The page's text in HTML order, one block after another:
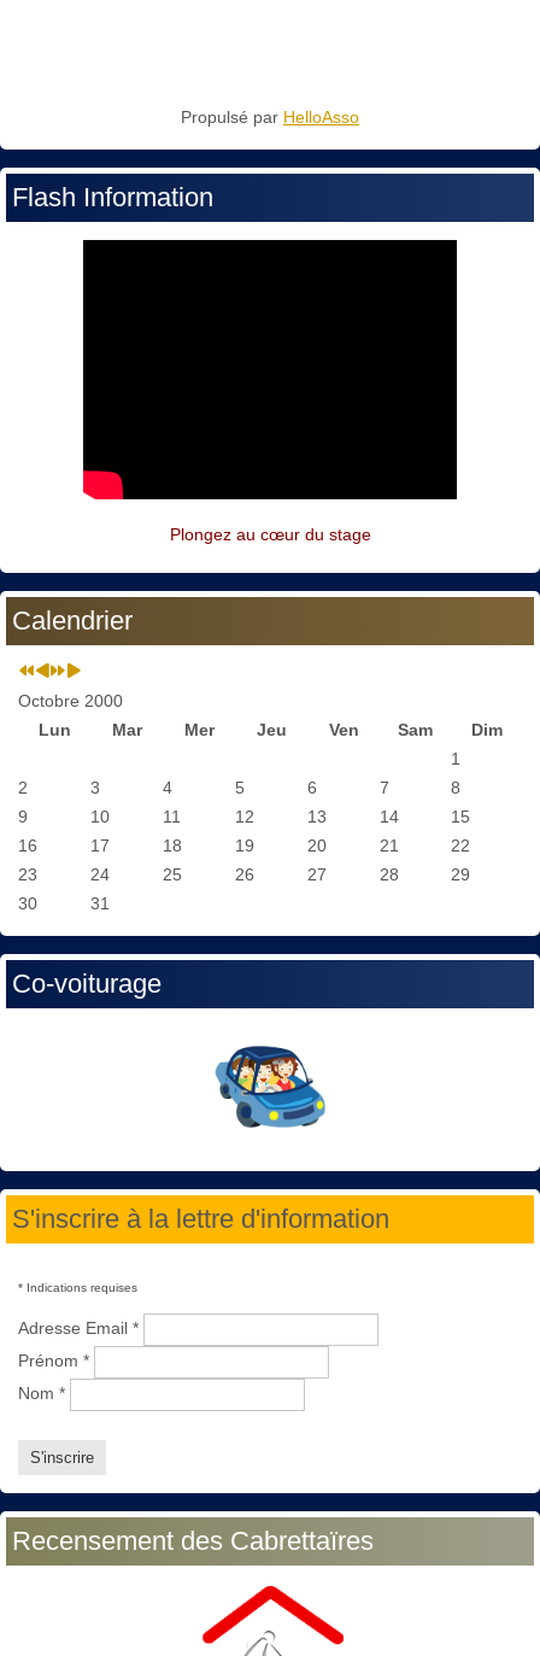
Propulsé par HelloAsso
Flash Information
Plongez au cœur du stage
Calendrier
Octobre 2000
Lun
Mar Mer Jeu Ven Sam
Dim
1
2
3 4 5 6 7
8
9
10 11 12 13 14
15
16
17 18 19 20 21
22
23
24 25 26 27 28
29
30
31
Co-voiturage
S'inscrire à la lettre d'information
* Indications requises
Adresse Email *
Prénom *
Nom *
Recensement des Cabrettaïres